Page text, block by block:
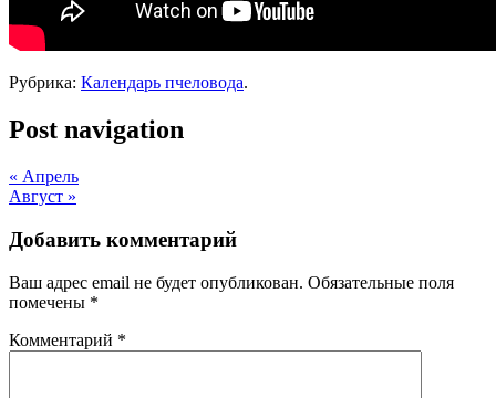
Рубрика: Календарь пчеловода.
Post navigation
« Апрель
Август »
Добавить комментарий
Ваш адрес email не будет опубликован. Обязательные поля
помечены *
Комментарий *